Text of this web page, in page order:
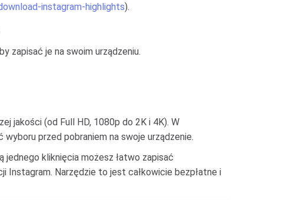
instagram-highlights).
zapisać je na swoim urządzeniu.
jakości (od Full HD, 1080p do 2K i 4K). W
przed pobraniem na swoje urządzenie.
kliknięcia możesz łatwo zapisać
Instagram. Narzędzie to jest całkowicie bezpłatne i